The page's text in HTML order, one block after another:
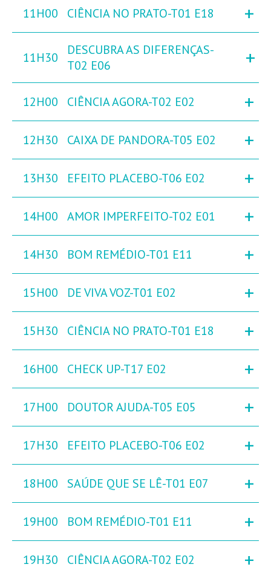
11H00 CIÊNCIA NO PRATO-T01 E18 +
11H30
DESCUBRA AS DIFERENÇAS-
T02 E06
+
12H00 CIÊNCIA AGORA-T02 E02 +
12H30 CAIXA DE PANDORA-T05 E02 +
13H30 EFEITO PLACEBO-T06 E02 +
14H00 AMOR IMPERFEITO-T02 E01 +
14H30 BOM REMÉDIO-T01 E11 +
15H00 DE VIVA VOZ-T01 E02 +
15H30 CIÊNCIA NO PRATO-T01 E18 +
16H00 CHECK UP-T17 E02 +
17H00 DOUTOR AJUDA-T05 E05 +
17H30 EFEITO PLACEBO-T06 E02 +
18H00 SAÚDE QUE SE LÊ-T01 E07 +
19H00 BOM REMÉDIO-T01 E11 +
19H30 CIÊNCIA AGORA-T02 E02 +